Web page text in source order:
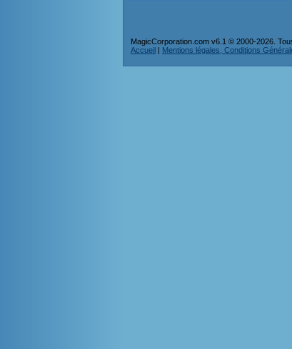
MagicCorporation.com v6.1 © 2000-2026.
Accueil | Mentions légales, Conditions